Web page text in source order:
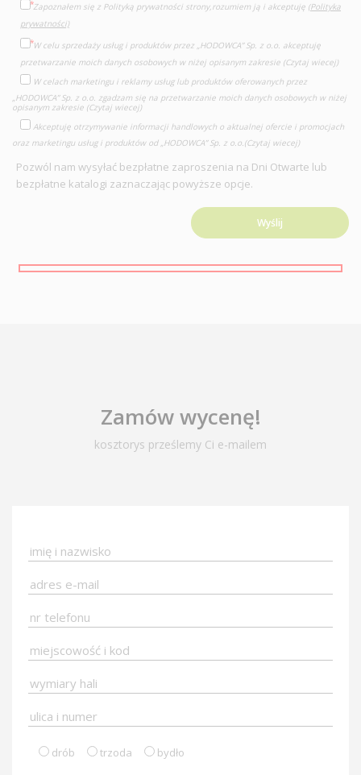
Zapoznałem się z Polityką prywatności strony,rozumiem ją i akceptuję (Polityka
prywatności)
W celu sprzedaży usług i produktów przez „HODOWCA” Sp. z o.o. akceptuję
przetwarzanie moich danych osobowych w niżej opisanym zakresie (Czytaj wiecej)
W celach marketingu i reklamy usług lub produktów oferowanych przez
„HODOWCA” Sp. z o.o. zgadzam się na przetwarzanie moich danych osobowych w niżej
opisanym zakresie (Czytaj wiecej)
Akceptuję otrzymywanie informacji handlowych o aktualnej ofercie i promocjach
oraz marketingu usług i produktów od „HODOWCA” Sp. z o.o.(Czytaj wiecej)
Pozwól nam wysyłać bezpłatne zaproszenia na Dni Otwarte lub
bezpłatne katalogi zaznaczając powyższe opcje.
Zamów wycenę!
kosztorys prześlemy Ci e-mailem
drób trzoda bydło